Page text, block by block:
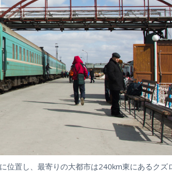
位置し、最寄りの大都市は240km東にあるクズ